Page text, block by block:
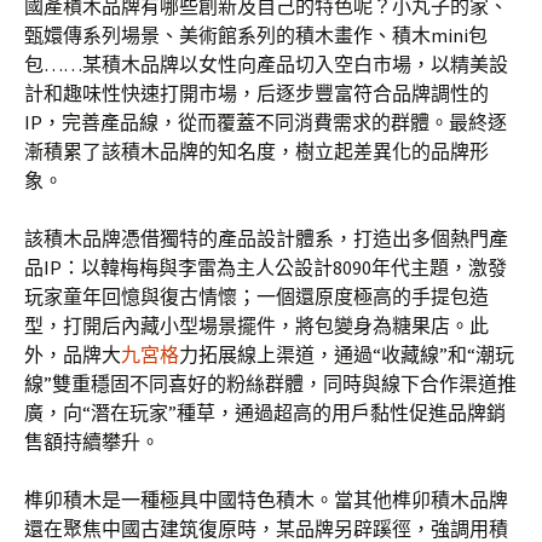
國產積木品牌有哪些創新及自己的特色呢？小丸子的家、
甄嬛傳系列場景、美術館系列的積木畫作、積木mini包
包……某積木品牌以女性向產品切入空白市場，以精美設
計和趣味性快速打開市場，后逐步豐富符合品牌調性的
IP，完善產品線，從而覆蓋不同消費需求的群體。最終逐
漸積累了該積木品牌的知名度，樹立起差異化的品牌形
象。
該積木品牌憑借獨特的產品設計體系，打造出多個熱門產
品IP：以韓梅梅與李雷為主人公設計8090年代主題，激發
玩家童年回憶與復古情懷；一個還原度極高的手提包造
型，打開后內藏小型場景擺件，將包變身為糖果店。此
外，品牌大九宮格力拓展線上渠道，通過“收藏線”和“潮玩
線”雙重穩固不同喜好的粉絲群體，同時與線下合作渠道推
廣，向“潛在玩家”種草，通過超高的用戶黏性促進品牌銷
售額持續攀升。
榫卯積木是一種極具中國特色積木。當其他榫卯積木品牌
還在聚焦中國古建筑復原時，某品牌另辟蹊徑，強調用積